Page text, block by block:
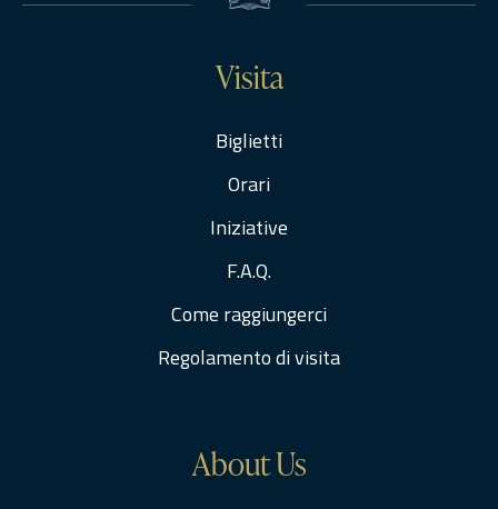
Visita
Biglietti
Orari
Iniziative
F.A.Q.
Come raggiungerci
Regolamento di visita
About Us